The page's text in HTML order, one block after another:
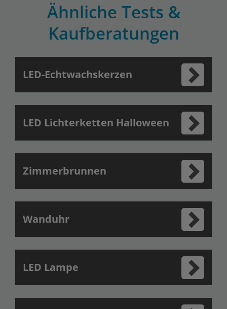
Ähnliche Tests &
Kaufberatungen
LED-Echtwachskerzen
LED Lichterketten Halloween
Zimmerbrunnen
Wanduhr
LED Lampe